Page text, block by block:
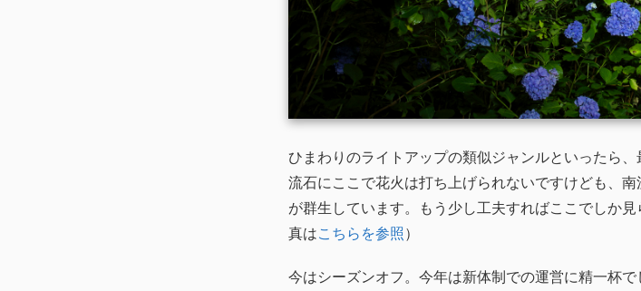
ひまわりのライトアップの類似ジャンルといったら
流石にここで花火は打ち上げられないですけども、
が群生しています。もう少し工夫すればここでしか
真はこちらを参照）
今はシーズンオフ。今年は新体制での運営に精一杯